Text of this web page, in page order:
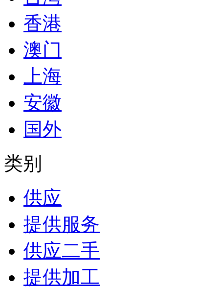
香港
澳门
上海
安徽
国外
类别
供应
提供服务
供应二手
提供加工